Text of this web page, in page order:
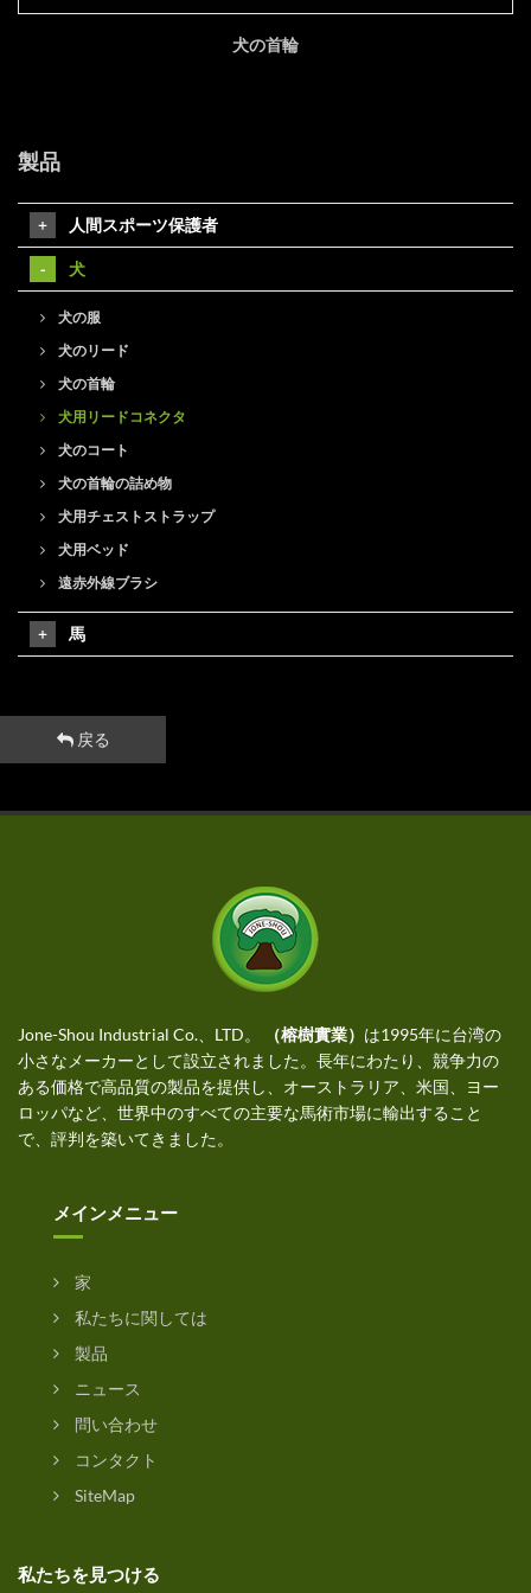
犬の首輪
製品
人間スポーツ保護者
犬
犬の服
犬のリード
犬の首輪
犬用リードコネクタ
犬のコート
犬の首輪の詰め物
犬用チェストストラップ
犬用ベッド
遠赤外線ブラシ
馬
戻る
Jone-Shou Industrial Co.、LTD。 （榕樹實業） は1995年に台湾の
小さなメーカーとして設立されました。長年にわたり、競争力の
ある価格で高品質の製品を提供し、オーストラリア、米国、ヨー
ロッパなど、世界中のすべての主要な馬術市場に輸出すること
で、評判を築いてきました。
メインメニュー
家
私たちに関しては
製品
ニュース
問い合わせ
コンタクト
SiteMap
私たちを見つける